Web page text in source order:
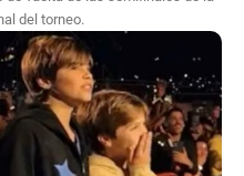
del torneo.